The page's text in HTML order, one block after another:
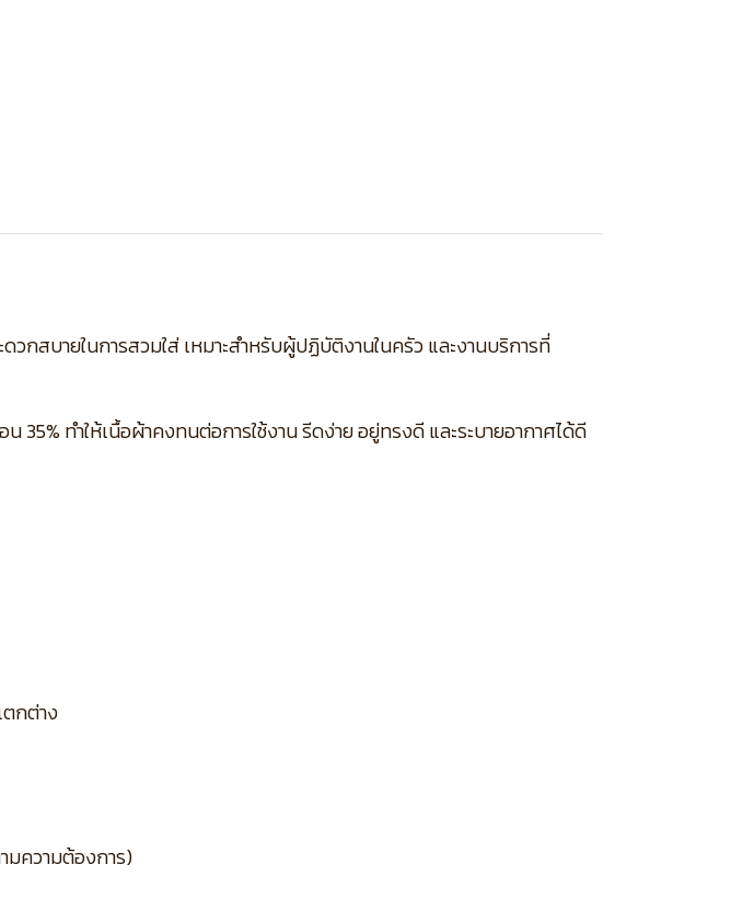
สบายในการสวมใส่ เหมาะสำหรับผู้ปฏิบัติงานในครัว และงานบริการที่
ทำให้เนื้อผ้าคงทนต่อการใช้งาน รีดง่าย อยู่ทรงดี และระบายอากาศได้ดี
กต่าง
มความต้องการ)